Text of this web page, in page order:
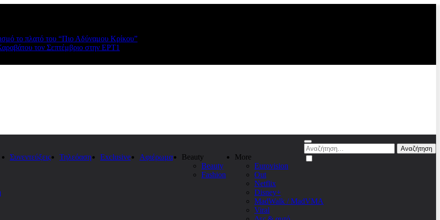
το πλατό του “Πιο Αδύναμου Κρίκου”
τον Σεπτέμβριο στην ΕΡΤ1
Συνεντεύξεις Τηλεόαση Exclusive Αφιέρωμα
Beauty
Beauty
Fashion
More
Eurovision
Out
Netflix
Disney+
MadWalk / MadVMA
Viral
Αναζήτηση
για: